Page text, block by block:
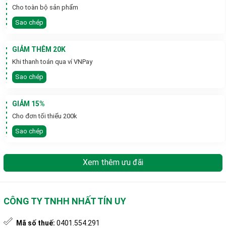
Cho toàn bộ sản phẩm
Sao chép
GIẢM THÊM 20K
Khi thanh toán qua ví VNPay
Sao chép
GIẢM 15%
Cho đơn tối thiểu 200k
Sao chép
Xem thêm ưu đãi
CÔNG TY TNHH NHẤT TÍN UY
Mã số thuế: 0401.554.291